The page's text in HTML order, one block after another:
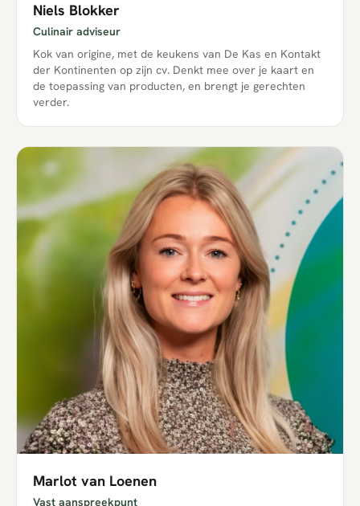
Niels Blokker
Culinair adviseur
Kok van origine, met de keukens van De Kas en Kontakt
der Kontinenten op zijn cv. Denkt mee over je kaart en
de toepassing van producten, en brengt je gerechten
verder.
Marlot van Loenen
Vast aanspreekpunt